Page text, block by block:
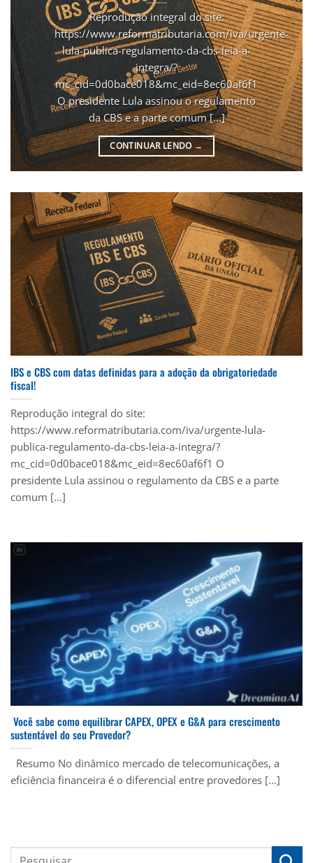
Reprodução integral do site:
https://www.reformatributaria.com/iva/urgente-
lula-publica-regulamento-da-cbs-leia-a-
integra/?
mc_cid=0d0bace018&mc_eid=8ec60af6f1
O presidente Lula assinou o regulamento
da CBS e a parte comum [...]
CONTINUAR LENDO→
IBS e CBS com datas definidas para a adoção da obrigatoriedade
fiscal!
Reprodução integral do site:
https://www.reformatributaria.com/iva/urgente-lula-
publica-regulamento-da-cbs-leia-a-integra/?
mc_cid=0d0bace018&mc_eid=8ec60af6f1 O
presidente Lula assinou o regulamento da CBS e a parte
comum [...]
Você sabe como equilibrar CAPEX, OPEX e G&A para crescimento
sustentável do seu Provedor?
Resumo No dinâmico mercado de telecomunicações, a
eficiência financeira é o diferencial entre provedores [...]